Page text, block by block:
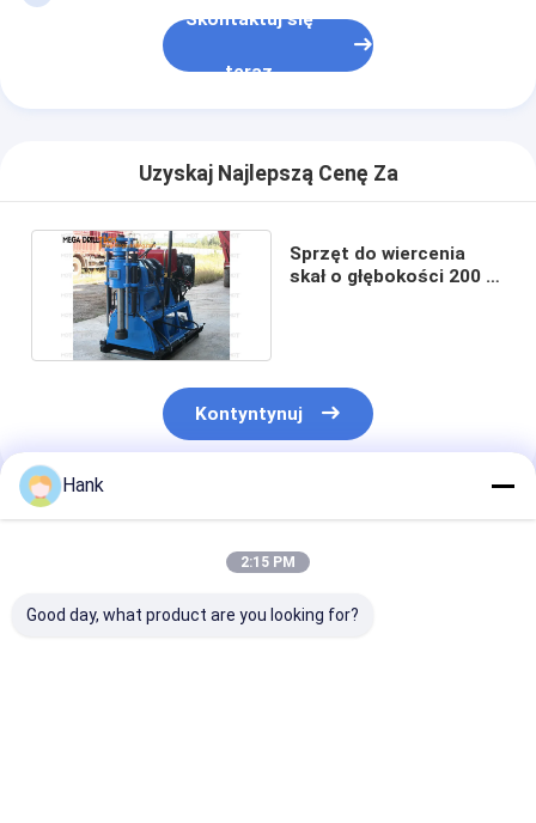
Skontaktuj się
teraz
Uzyskaj Najlepszą Cenę Za
Sprzęt do wiercenia
skał o głębokości 200 m
Kontyntynuj
Polecane Produkty
Hank
2:15 PM
Good day, what product are you looking for?